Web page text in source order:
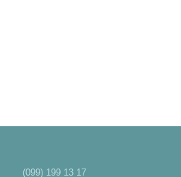
(099) 199 13 17